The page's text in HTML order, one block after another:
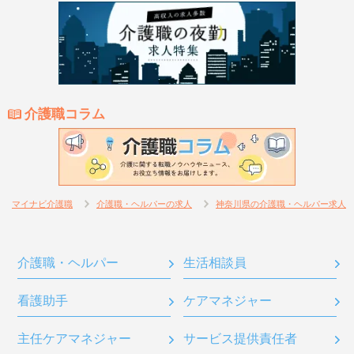
介護職コラム
マイナビ介護職 介護職・ヘルパーの求人 神奈川県の介護職・ヘルパー求人
介護職・ヘルパー 生活相談員
看護助手 ケアマネジャー
主任ケアマネジャー サービス提供責任者